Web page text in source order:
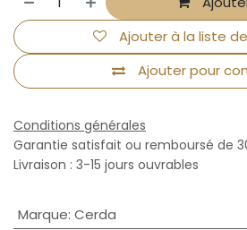
Ajouter pour
Ajouter à la liste
Conditions générales
Garantie satisfait ou remboursé de
Livraison : 3-15 jours ouvrables
Marque: Cerda